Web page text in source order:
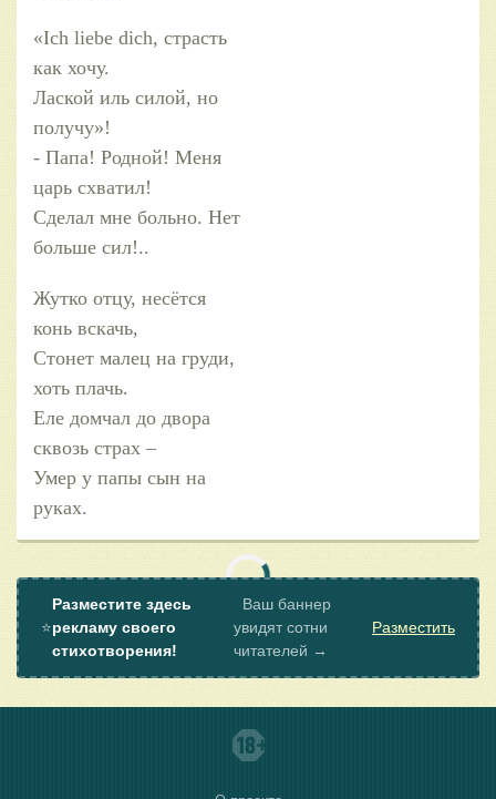
«Ich liebe dich, страсть
как хочу.
Лаской иль силой, но
получу»!
- Папа! Родной! Меня
царь схватил!
Сделал мне больно. Нет
больше сил!..
Жутко отцу, несётся
конь вскачь,
Стонет малец на груди,
хоть плачь.
Еле домчал до двора
сквозь страх –
Умер у папы сын на
руках.
⭐
Разместите здесь
рекламу своего
стихотворения!
Ваш баннер
увидят сотни
читателей →
Разместить